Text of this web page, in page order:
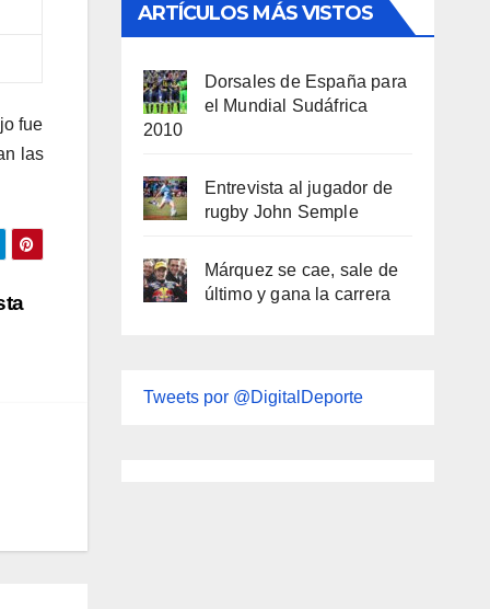
fue
las
ARTÍCULOS MÁS VISTOS
Dorsales de España para
el Mundial Sudáfrica
2010
Entrevista al jugador de
rugby John Semple
Márquez se cae, sale de
último y gana la carrera
Tweets por @DigitalDeporte